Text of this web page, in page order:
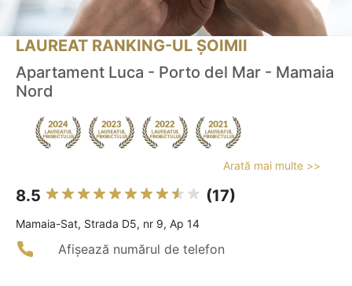
LAUREAT RANKING-UL ȘOIMII
Apartament Luca - Porto del Mar - Mamaia
Nord
Arată mai multe >>
8.5 (17)
Mamaia-Sat, Strada D5, nr 9, Ap 14
Afișează numărul de telefon